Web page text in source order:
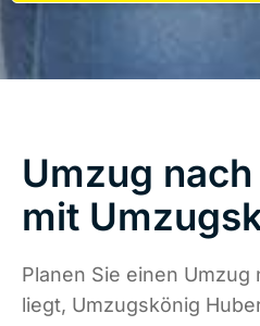
Umzug
mit
Planen Sie einen Umzug
liegt, Umzugskönig